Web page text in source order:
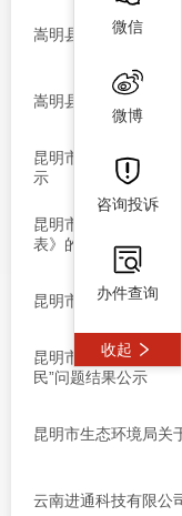
嵩明县主要河流断面
嵩明县环境空气质量
昆明市生态环境局拟
示
昆明市生态环境局拟
表》的公示
昆明市生态环境局拟
昆明市生态环境局嵩
民”问题结果公示
昆明市生态环境局关
云南进通科技有限公
微信
微博
咨询投诉
办件查询
收起